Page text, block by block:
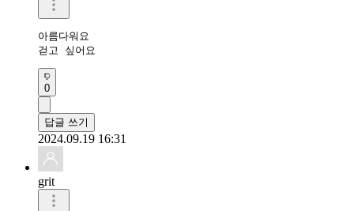
아름다워요
걷고 싶어요
0
답글 쓰기
2024.09.19 16:31
grit